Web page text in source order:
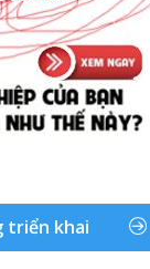
triển khai